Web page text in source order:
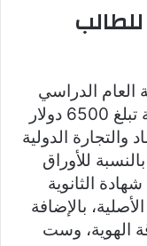
العام الدراسي
الجديد لعام 2026 في كلية الهندسة تبلغ 6500 دولار
والتجارة الدولية
بالنسبة للأوراق
الثانوية
بالإضافة
الهوية، وست